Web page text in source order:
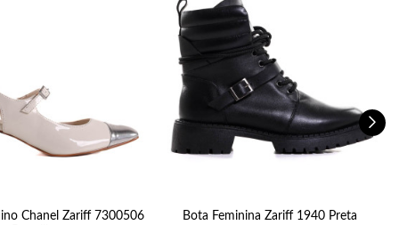
Chanel Zariff 7300506
Bota Feminina Zariff 1940 Preta